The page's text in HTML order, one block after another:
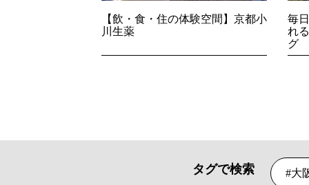
【飲・食・住の体験空間】京都小
川生薬
毎
れ
グ
タグで検索 大